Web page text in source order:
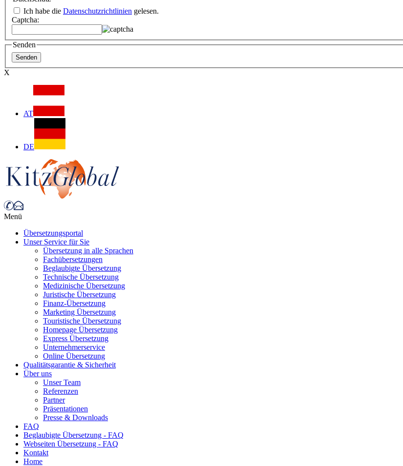
Ich habe die Datenschutzrichtlinien gelesen.
Captcha:
Senden
X
AT
DE
Menü
Übersetzungsportal
Unser Service für Sie
Übersetzung in alle Sprachen
Fachübersetzungen
Beglaubigte Übersetzung
Technische Übersetzung
Medizinische Übersetzung
Juristische Übersetzung
Finanz-Übersetzung
Marketing Übersetzung
Touristische Übersetzung
Homepage Übersetzung
Express Übersetzung
Unternehmerservice
Online Übersetzung
Qualitätsgarantie & Sicherheit
Über uns
Unser Team
Referenzen
Partner
Präsentationen
Presse & Downloads
FAQ
Beglaubigte Übersetzung - FAQ
Webseiten Übersetzung - FAQ
Kontakt
Home